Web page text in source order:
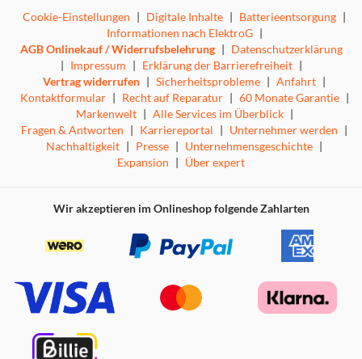
Cookie-Einstellungen | Digitale Inhalte | Batterieentsorgung |
Informationen nach ElektroG |
AGB Onlinekauf / Widerrufsbelehrung | Datenschutzerklärung
| Impressum | Erklärung der Barrierefreiheit |
Vertrag widerrufen | Sicherheitsprobleme | Anfahrt |
Kontaktformular | Recht auf Reparatur | 60 Monate Garantie |
Markenwelt | Alle Services im Überblick |
Fragen & Antworten | Karriereportal | Unternehmer werden |
Nachhaltigkeit | Presse | Unternehmensgeschichte |
Expansion | Über expert
Wir akzeptieren im Onlineshop folgende Zahlarten